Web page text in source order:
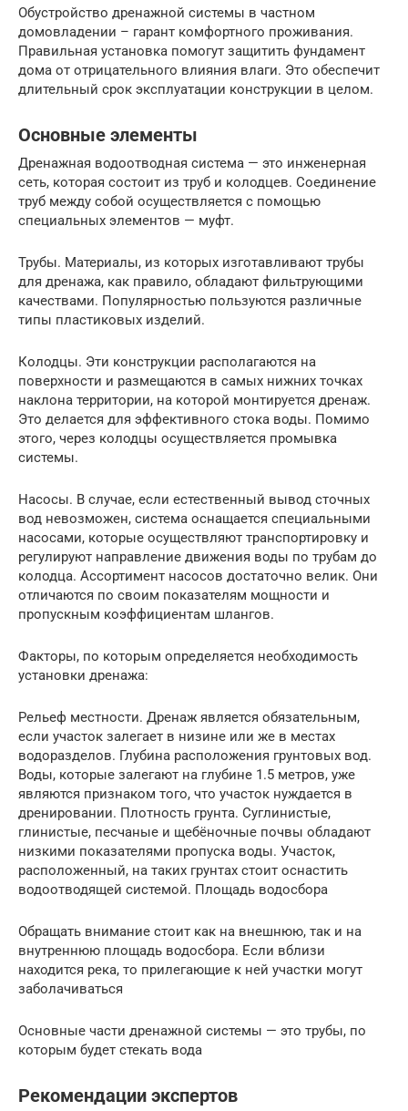
Обустройство дренажной системы в частном
домовладении – гарант комфортного проживания.
Правильная установка помогут защитить фундамент
дома от отрицательного влияния влаги. Это обеспечит
длительный срок эксплуатации конструкции в целом.
Основные элементы
Дренажная водоотводная система — это инженерная
сеть, которая состоит из труб и колодцев. Соединение
труб между собой осуществляется с помощью
специальных элементов — муфт.
Трубы. Материалы, из которых изготавливают трубы
для дренажа, как правило, обладают фильтрующими
качествами. Популярностью пользуются различные
типы пластиковых изделий.
Колодцы. Эти конструкции располагаются на
поверхности и размещаются в самых нижних точках
наклона территории, на которой монтируется дренаж.
Это делается для эффективного стока воды. Помимо
этого, через колодцы осуществляется промывка
системы.
Насосы. В случае, если естественный вывод сточных
вод невозможен, система оснащается специальными
насосами, которые осуществляют транспортировку и
регулируют направление движения воды по трубам до
колодца. Ассортимент насосов достаточно велик. Они
отличаются по своим показателям мощности и
пропускным коэффициентам шлангов.
Факторы, по которым определяется необходимость
установки дренажа:
Рельеф местности. Дренаж является обязательным,
если участок залегает в низине или же в местах
водоразделов. Глубина расположения грунтовых вод.
Воды, которые залегают на глубине 1.5 метров, уже
являются признаком того, что участок нуждается в
дренировании. Плотность грунта. Суглинистые,
глинистые, песчаные и щебёночные почвы обладают
низкими показателями пропуска воды. Участок,
расположенный, на таких грунтах стоит оснастить
водоотводящей системой. Площадь водосбора
Обращать внимание стоит как на внешнюю, так и на
внутреннюю площадь водосбора. Если вблизи
находится река, то прилегающие к ней участки могут
заболачиваться
Основные части дренажной системы — это трубы, по
которым будет стекать вода
Рекомендации экспертов